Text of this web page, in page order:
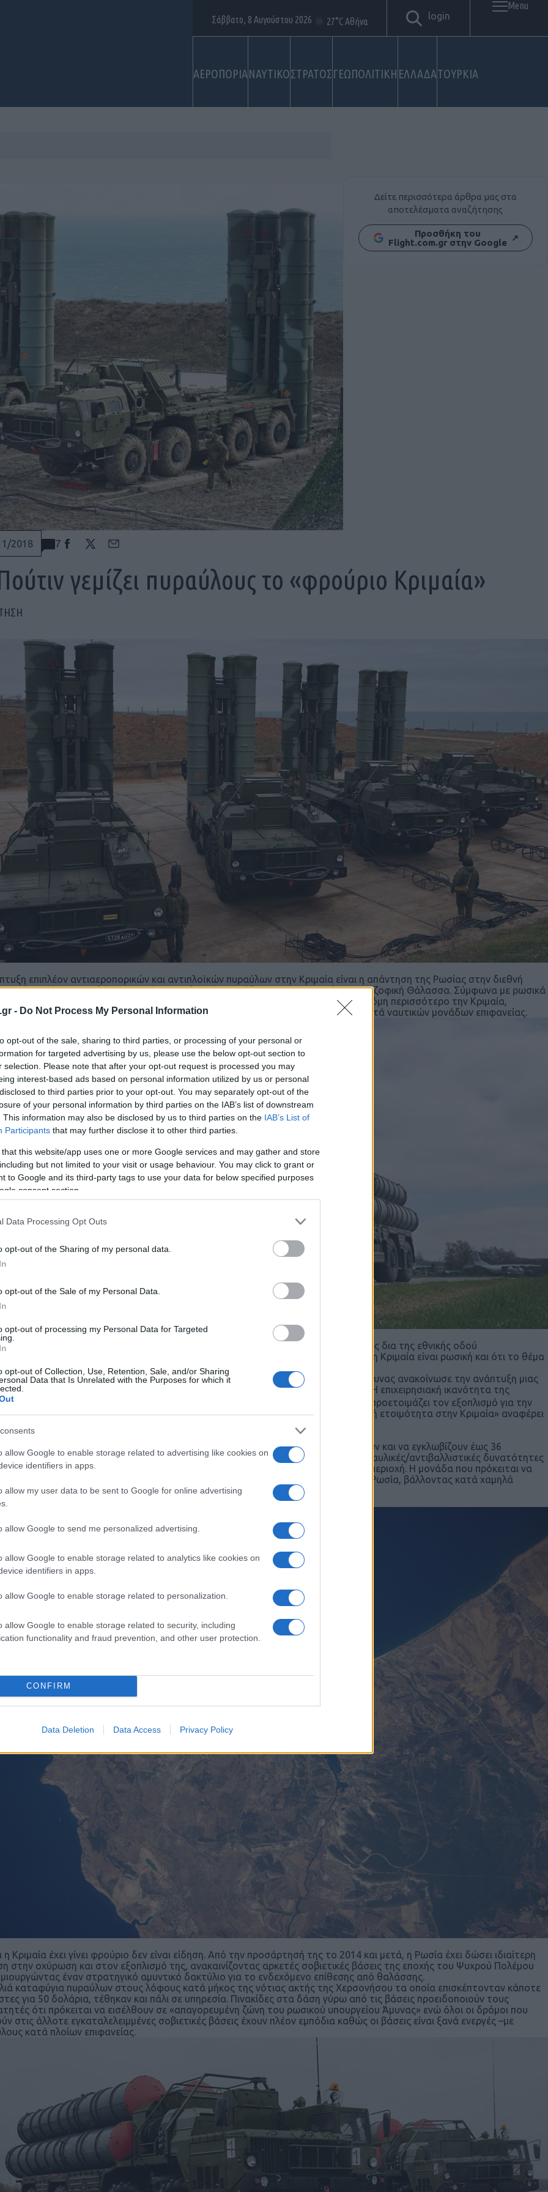
- Do Not Process My Personal Information
opt-out of the sale, sharing to third parties, or processing of your personal or
for targeted advertising by us, please use the below opt-out section to
selection. Please note that after your opt-out request is processed you may
interest-based ads based on personal information utilized by us or personal
to third parties prior to your opt-out. You may separately opt-out of the
of your personal information by third parties on the IAB’s list of downstream
This information may also be disclosed by us to third parties on the IAB’s List of
Participants that may further disclose it to other third parties.
that this website/app uses one or more Google services and may gather and store
but not limited to your visit or usage behaviour. You may click to grant or
to Google and its third-party tags to use your data for below specified purposes
consent section.
Data Processing Opt Outs
opt-out of the Sharing of my personal data.
opt-out of the Sale of my Personal Data.
opt-out of processing my Personal Data for Targeted
opt-out of Collection, Use, Retention, Sale, and/or Sharing
Data that Is Unrelated with the Purposes for which it
allow Google to enable storage related to advertising like cookies on
identifiers in apps.
allow my user data to be sent to Google for online advertising
allow Google to send me personalized advertising.
allow Google to enable storage related to analytics like cookies on
identifiers in apps.
allow Google to enable storage related to personalization.
allow Google to enable storage related to security, including
functionality and fraud prevention, and other user protection.
CONFIRM
Data Deletion Data Access Privacy Policy
ΑΕΡΟΠΟΡΙΑΝΑΥΤΙΚΟΣΤΡΑΤΟΣΓΕΩΠΟΛΙΤΙΚΗ ΕΛΛΑΔΑΤΟΥΡΚΙΑ
Σάββατο, 8 Αυγούστου 2026 27°C Αθήνα login
Menu
Δείτε περισσότερα άρθρα μας στα
αποτελέσματα αναζήτησης
Προσθήκη του
Flight.com.gr στην Google ↗
2018 7
γεμίζει πυραύλους το «φρούριο Κριμαία»
επιπλέον αντιαεροπορικών και αντιπλοϊκών πυραύλων στην Κριμαία είναι η απάντηση της Ρωσίας στην διεθνή
που έχει προκαλέσει το πρόσφατο θερμό επεισόδιο με την Ουκρανία στην Αζοφική Θάλασσα. Σύμφωνα με ρωσικά
βίντεο που είδαν το φως της δημοσιότητας, η Μόσχα φαίνεται να οχυρώνει ακόμη περισσότερο την Κριμαία,
στις ακτές της πυραύλους 3K60 BAL (κωδικός ΝΑΤΟ, SSC-6 Sennight) κατά ναυτικών μονάδων επιφανείας.
οι Ρώσοι δεν ενδιαφέρθηκαν καν να το κρύψουν. Οι πύραυλοι εστάλησαν οδικώς δια της εθνικής οδού
Κερτς, προφανώς για να τους δουν όλοι. Εξάλλου η Μόσχα θεωρεί πως η Κριμαία είναι ρωσική και ότι το θέμα
ενισχύεται και η αντιαεροπορική άμυνα της χερσονήσου. Το ρωσικό υπουργείο Άμυνας ανακοίνωσε την ανάπτυξη μιας
S-400, πέραν των τριών που υπάρχουν ήδη ενεργές στην περιοχή. Η επιχειρησιακή ικανότητα της
της 4
Αεροπορικής Στρατιάς που θα σταλεί έχει πιστοποιηθεί, το προσωπικό προετοιμάζει τον εξοπλισμό για την
του σιδηροδρομικώς στην μόνιμη βάση του και «σύντομα θα είναι σε πολεμική ετοιμότητα στην Κριμαία» αναφέρει
www.facebook.com/backandalive/videos/302513713693782/
S-400 Triumf (κωδ. ονομασία NATO, SA-21 Growler) δύνανται να στοχοποιούν και να εγκλωβίζουν έως 36
σε ακτίνα 40-400 χιλιομέτρων και ύψος 30 χλμ ενώ διαθέτοντας και αντιπυραυλικές/αντιβαλλιστικές δυνατότητες
αναμφίβολα ποιοτική αναβάθμιση της ρωσικής άμυνας στην προσαρτηθείσα περιοχή. Η μονάδα που πρόκειται να
πραγματοποίησε πρόσφατα δοκιμαστικές βολές στο Αστραχάν, στην νότια Ρωσία, βάλλοντας κατά χαμηλά
στόχων και στόχων που προσομοίωναν βαλλιστικούς πυραύλους.
η Κριμαία έχει γίνει φρούριο δεν είναι είδηση. Από την προσάρτησή της το 2014 και μετά, η Ρωσία έχει δώσει ιδιαίτερη
στην οχύρωση και στον εξοπλισμό της, ανακαινίζοντας αρκετές σοβιετικές βάσεις της εποχής του Ψυχρού Πολέμου
έναν στρατηγικό αμυντικό δακτύλιο για το ενδεχόμενο επίθεσης από θαλάσσης.
καταφύγια πυραύλων στους λόφους κατά μήκος της νότιας ακτής της Χερσονήσου τα οποία επισκέπτονταν κάποτε
για 50 δολάρια, τέθηκαν και πάλι σε υπηρεσία. Πινακίδες στα δάση γύρω από τις βάσεις προειδοποιούν τους
ότι πρόκειται να εισέλθουν σε «απαγορευμένη ζώνη του ρωσικού υπουργείου Άμυνας» ενώ όλοι οι δρόμοι που
στις άλλοτε εγκαταλελειμμένες σοβιετικές βάσεις έχουν πλέον εμπόδια καθώς οι βάσεις είναι ξανά ενεργές –με
κατά πλοίων επιφανείας.